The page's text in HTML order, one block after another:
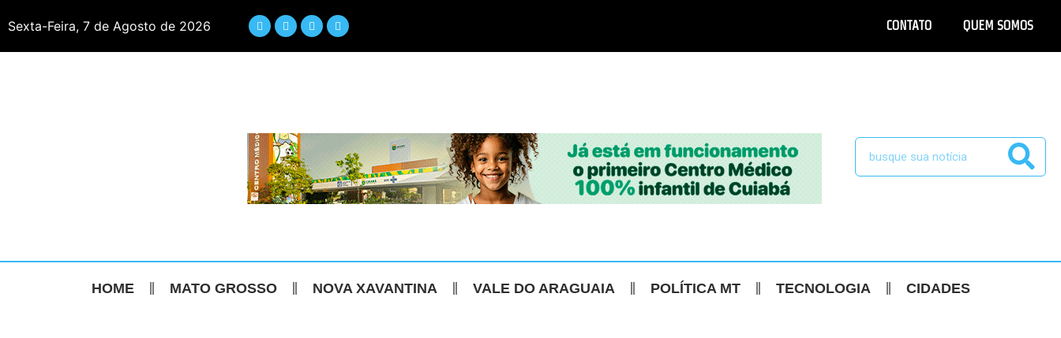
Sexta-Feira, 7 de Agosto de 2026 CONTATO QUEM SOMOS
HOME MATO GROSSO NOVA XAVANTINA VALE DO ARAGUAIA POLÍTICA MT TECNOLOGIA CIDADES